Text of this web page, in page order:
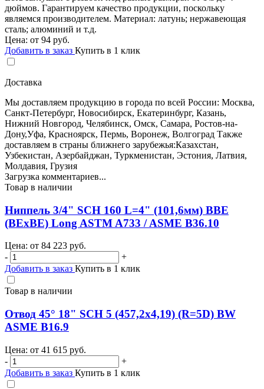
дюймов. Гарантируем качество продукции, поскольку
являемся производителем. Материал: латунь; нержавеющая
сталь; алюминий и т.д.
Цена: от 94 руб.
Добавить в заказ Купить в 1 клик
Доставка
Мы доставляем продукцию в города по всей России: Москва,
Санкт-Петербург, Новосибирск, Екатеринбург, Казань,
Нижний Новгород, Челябинск, Омск, Самара, Ростов-на-
Дону,Уфа, Красноярск, Пермь, Воронеж, Волгоград Также
доставляем в страны ближнего зарубежья:Казахстан,
Узбекистан, Азербайджан, Туркменистан, Эстония, Латвия,
Молдавия, Грузия
Загрузка комментариев...
Товар в наличии
Ниппель 3/4" SCH 160 L=4" (101,6мм) BBE
(BEхBE) Long ASTM A733 / ASME B36.10
Цена: от 84 223 руб.
-
+
Добавить в заказ Купить в 1 клик
Товар в наличии
Отвод 45° 18" SCH 5 (457,2х4,19) (R=5D) BW
ASME B16.9
Цена: от 41 615 руб.
-
+
Добавить в заказ Купить в 1 клик